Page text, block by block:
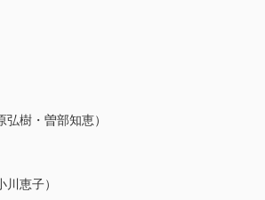
樹・曽部知恵）
恵子）